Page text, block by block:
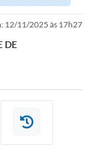
12/11/2025 às 17h27
DE